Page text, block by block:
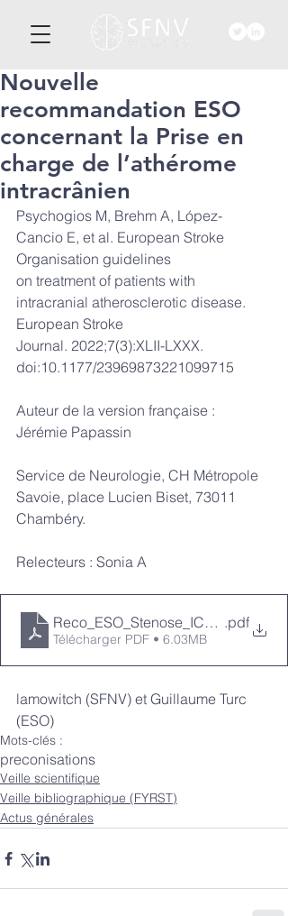
Nouvelle
recommandation ESO
concernant la Prise en
charge de l’athérome
intracrânien
Psychogios M, Brehm A, López-
Cancio E, et al. European Stroke
Organisation guidelines
on treatment of patients with
intracranial atherosclerotic disease.
European Stroke
Journal. 2022;7(3):XLII-LXXX.
doi:10.1177/23969873221099715
Auteur de la version française :
Jérémie Papassin
Service de Neurologie, CH Métropole
Savoie, place Lucien Biset, 73011
Chambéry.
Relecteurs : Sonia A
.pdf
Télécharger PDF • 6.03MB
lamowitch (SFNV) et Guillaume Turc
(ESO)
Mots-clés :
preconisations
Veille scientifique
Veille bibliographique (FYRST)
Actus générales